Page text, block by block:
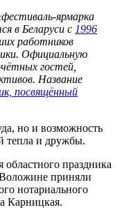
ярмарка
в Беларуси с 1996
работников
Официальную
гостей,
Название
посвящённый
но и возможность
тепла и дружбы.
праздника
приняли
нотариального
Карницкая.